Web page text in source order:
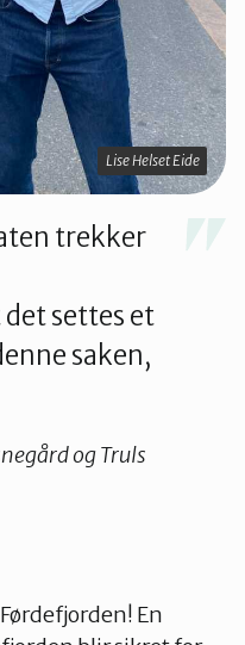
Lise Helset Eide
trekker
settes et
saken,
og Truls
En